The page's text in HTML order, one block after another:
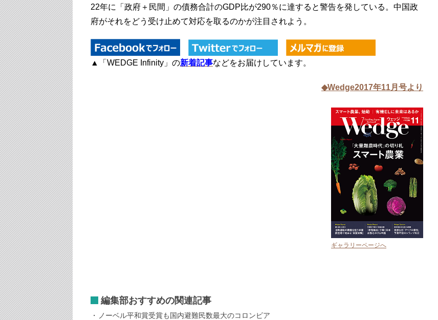
22年に「政府＋民間」の債務合計のGDP比が290％に達すると警告を発している。中国政
府がそれをどう受け止めて対応を取るのかが注目されよう。
▲「WEDGE Infinity」の新着記事などをお届けしています。
◆Wedge2017年11月号より
ギャラリーページへ
編集部おすすめの関連記事
ノーベル平和賞受賞も国内避難民数最大のコロンビア